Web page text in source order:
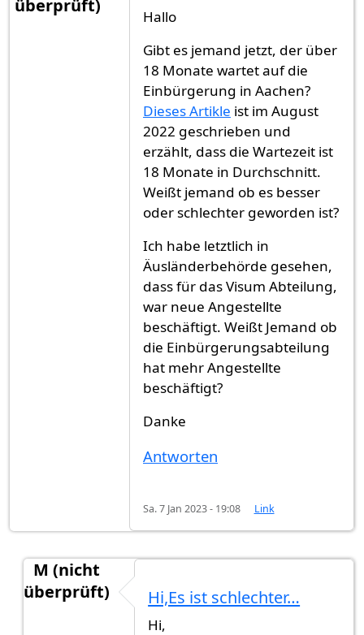
überprüft)
Hallo
Gibt es jemand jetzt, der über
18 Monate wartet auf die
Einbürgerung in Aachen?
Dieses Artikle ist im August
2022 geschrieben und
erzählt, dass die Wartezeit ist
18 Monate in Durchschnitt.
Weißt jemand ob es besser
oder schlechter geworden ist?
Ich habe letztlich in
Äusländerbehörde gesehen,
dass für das Visum Abteilung,
war neue Angestellte
beschäftigt. Weißt Jemand ob
die Einbürgerungsabteilung
hat mehr Angestellte
beschäftigt?
Danke
Antworten
Sa. 7 Jan 2023 - 19:08 Link
M (nicht
überprüft)
HalloGibt es jemand jetz…von
Hi,Es ist schlechter…
Hi,